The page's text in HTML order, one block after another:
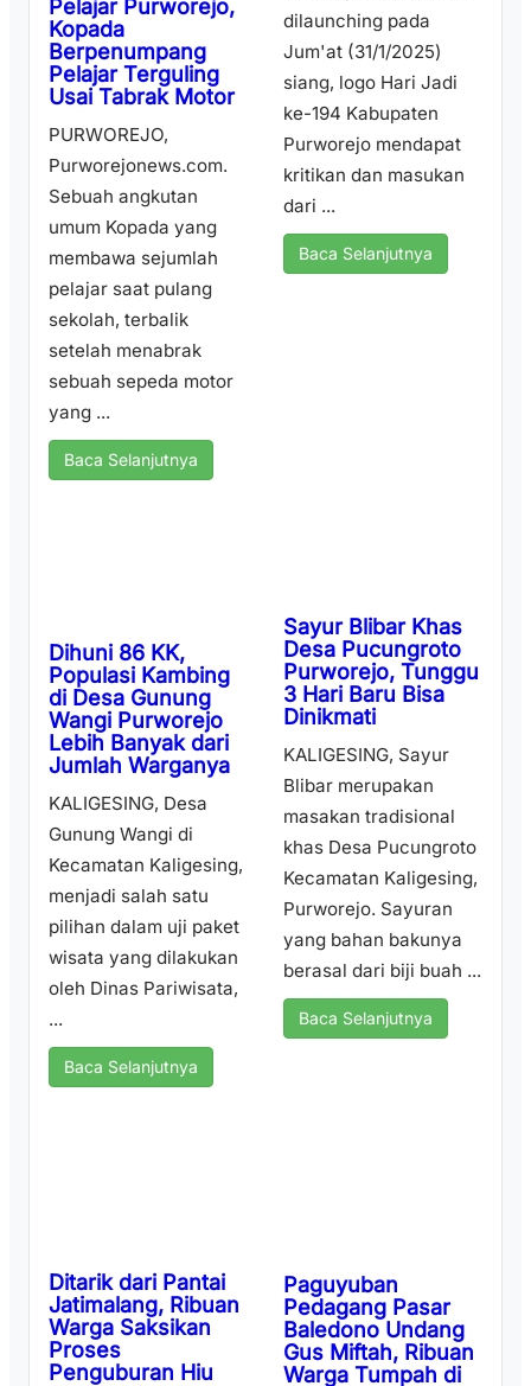
Pelajar Purworejo,
Kopada
Berpenumpang
Pelajar Terguling
Usai Tabrak Motor
PURWOREJO,
Purworejonews.com.
Sebuah angkutan
umum Kopada yang
membawa sejumlah
pelajar saat pulang
sekolah, terbalik
setelah menabrak
sebuah sepeda motor
yang ...
Baca Selanjutnya
dilaunching pada
Jum'at (31/1/2025)
siang, logo Hari Jadi
ke-194 Kabupaten
Purworejo mendapat
kritikan dan masukan
dari ...
Baca Selanjutnya
Dihuni 86 KK,
Populasi Kambing
di Desa Gunung
Wangi Purworejo
Lebih Banyak dari
Jumlah Warganya
KALIGESING, Desa
Gunung Wangi di
Kecamatan Kaligesing,
menjadi salah satu
pilihan dalam uji paket
wisata yang dilakukan
oleh Dinas Pariwisata,
...
Baca Selanjutnya
Sayur Blibar Khas
Desa Pucungroto
Purworejo, Tunggu
3 Hari Baru Bisa
Dinikmati
KALIGESING, Sayur
Blibar merupakan
masakan tradisional
khas Desa Pucungroto
Kecamatan Kaligesing,
Purworejo. Sayuran
yang bahan bakunya
berasal dari biji buah ...
Baca Selanjutnya
Ditarik dari Pantai
Jatimalang, Ribuan
Warga Saksikan
Proses
Penguburan Hiu
Paguyuban
Pedagang Pasar
Baledono Undang
Gus Miftah, Ribuan
Warga Tumpah di